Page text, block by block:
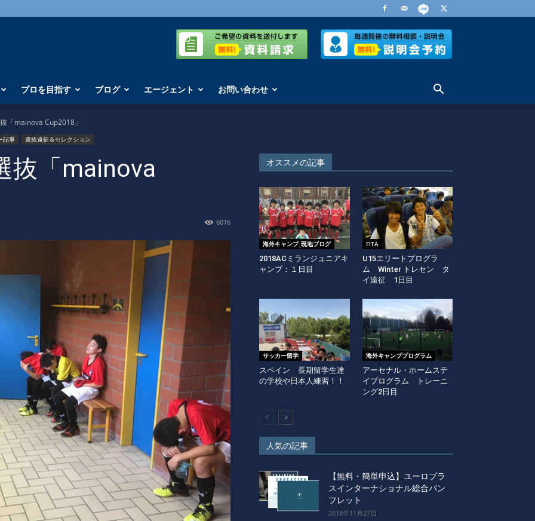
プロを目指す ブログ エージェント お問い合わせ
「mainova Cup2018」
記事 選抜遠征＆セレクション
抜「mainova
6016
オススメの記事
海外キャンプ_現地ブログ
2018ACミランジュニアキ
ャンプ：１日目
FITA
U15エリートプログラ
ム Winter トレセン タ
イ遠征 1日目
サッカー留学
スペイン 長期留学生達
の学校や日本人練習！！
海外キャンププログラム
アーセナル・ホームステ
イプログラム トレーニ
ング2日目
人気の記事
【無料・簡単申込】ユーロプラ
スインターナショナル総合パン
フレット
2018年11月27日